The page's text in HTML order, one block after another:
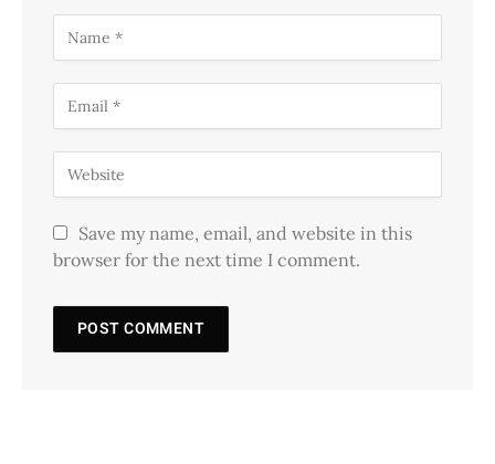
Save my name, email, and website in this
browser for the next time I comment.